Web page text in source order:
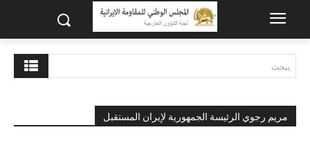
يبحث
مريم رجوي الرئيسة الجمهورية لإيران المستقبل